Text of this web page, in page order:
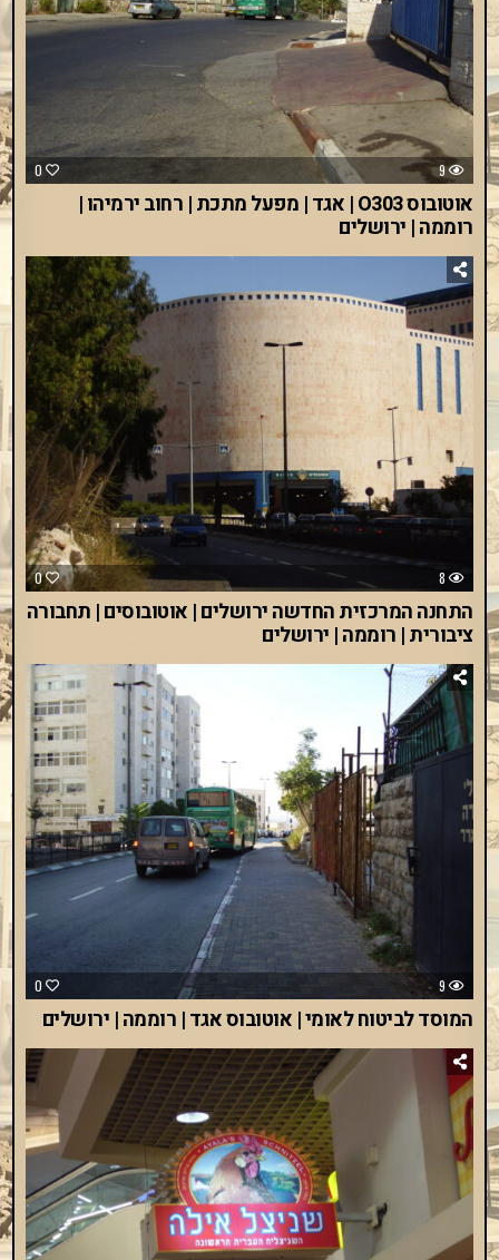
0 9
אוטובוס O303 | אגד | מפעל מתכת | רחוב ירמיהו |
רוממה | ירושלים
0 8
התחנה המרכזית החדשה ירושלים | אוטובוסים | תחבורה
ציבורית | רוממה | ירושלים
0 9
המוסד לביטוח לאומי | אוטובוס אגד | רוממה | ירושלים